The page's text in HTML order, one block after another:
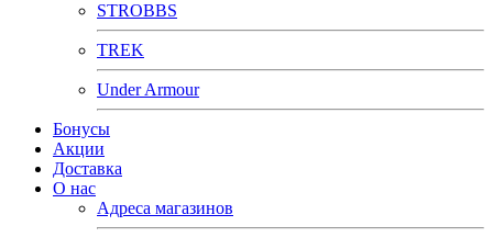
STROBBS
TREK
Under Armour
Бонусы
Акции
Доставка
О нас
Адреса магазинов